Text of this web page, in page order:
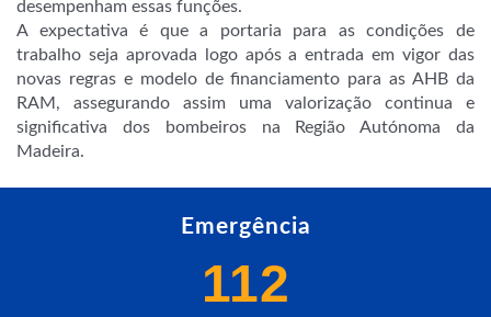
desempenham essas funções.
A expectativa é que a portaria para as condições de
trabalho seja aprovada logo após a entrada em vigor das
novas regras e modelo de financiamento para as AHB da
RAM, assegurando assim uma valorização continua e
significativa dos bombeiros na Região Autónoma da
Madeira.
Emergência
112